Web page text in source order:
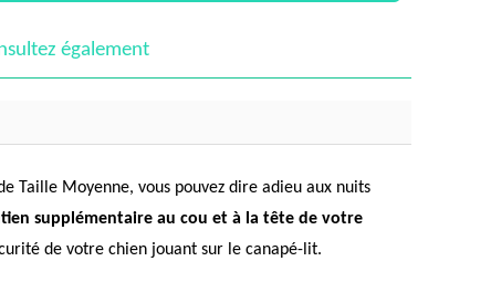
également
Taille Moyenne, vous pouvez dire adieu aux nuits
supplémentaire au cou et à la tête de votre
de votre chien jouant sur le canapé-lit.